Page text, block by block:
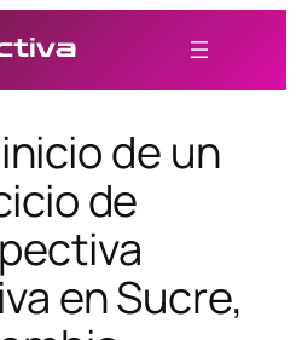
de un
de
en Sucre,